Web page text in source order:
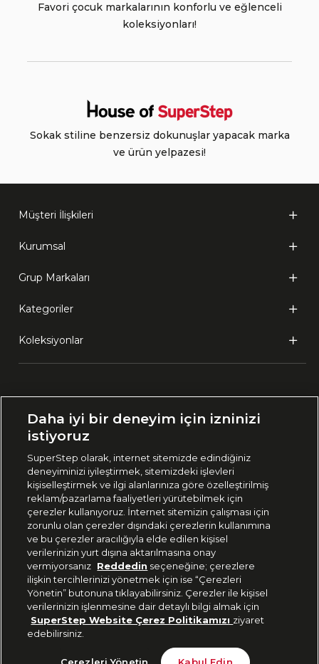
3.999 TL Sepete Ekle
Favori çocuk markalarının konforlu ve eğlenceli
koleksiyonları!
Sokak stiline benzersiz dokunuşlar yapacak marka
ve ürün yelpazesi!
Müşteri İlişkileri
Kurumsal
Grup Markaları
Kategoriler
Koleksiyonlar
🇹🇷 Türkiye
444 37 36
Uygulamadan Takip Edin
Bizi Takip Edin
Daha iyi bir deneyim için izninizi
istiyoruz
SuperStep olarak, internet sitemizde edindiğiniz
deneyiminizi iyileştirmek, sitemizdeki işlevleri
kişiselleştirmek ve ilgi alanlarınıza göre özelleştirilmiş
reklam/pazarlama faaliyetleri yürütebilmek için
çerezler kullanıyoruz. İnternet sitemizin çalışması için
zorunlu olan çerezler dışındaki çerezlerin kullanımına
ve bu çerezler aracılığıyla elde edilen kişisel
verilerinizin yurt dışına aktarılmasına onay
vermiyorsanız Reddedin seçeneğine; çerezlere
ilişkin tercihlerinizi yönetmek için ise “Çerezleri
Yönetin” butonuna tıklayabilirsiniz. Çerezler ile kişisel
verilerinizin işlenmesine dair detaylı bilgi almak için
SuperStep Website Çerez Politikamızı ziyaret
edebilirsiniz.